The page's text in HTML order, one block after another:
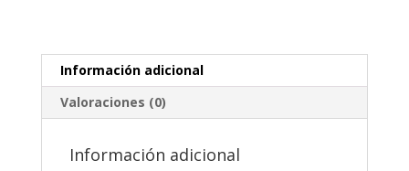
Información adicional
Valoraciones (0)
Información adicional